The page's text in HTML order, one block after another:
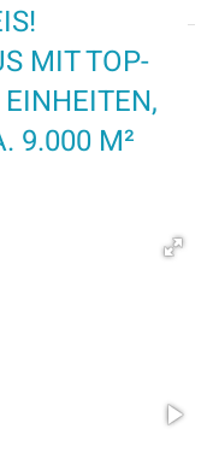
MIT TOP-
9.000 M²